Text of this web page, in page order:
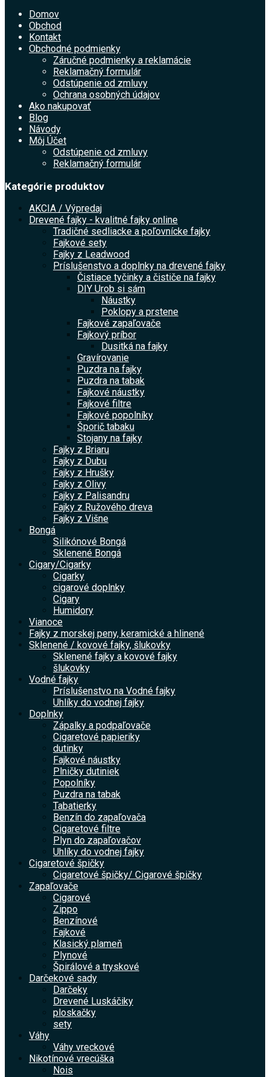
Domov
Obchod
Kontakt
Obchodné podmienky
Záručné podmienky a reklamácie
Reklamačný formulár
Odstúpenie od zmluvy
Ochrana osobných údajov
Ako nakupovať
Blog
Návody
Môj Účet
Odstúpenie od zmluvy
Reklamačný formulár
Kategórie produktov
AKCIA / Výpredaj
Drevené fajky - kvalitné fajky online
Tradičné sedliacke a poľovnícke fajky
Fajkové sety
Fajky z Leadwood
Príslušenstvo a doplnky na drevené fajky
Čistiace tyčinky a čističe na fajky
DIY Urob si sám
Náustky
Poklopy a prstene
Fajkové zapaľovače
Fajkový príbor
Dusitká na fajky
Gravírovanie
Puzdra na fajky
Puzdra na tabak
Fajkové náustky
Fajkové filtre
Fajkové popolníky
Šporič tabaku
Stojany na fajky
Fajky z Briaru
Fajky z Dubu
Fajky z Hrušky
Fajky z Olivy
Fajky z Palisandru
Fajky z Ružového dreva
Fajky z Višne
Bongá
Silikónové Bongá
Sklenené Bongá
Cigary/Cigarky
Cigarky
cigarové doplnky
Cigary
Humidory
Vianoce
Fajky z morskej peny, keramické a hlinené
Sklenené / kovové fajky, šlukovky
Sklenené fajky a kovové fajky
šlukovky
Vodné fajky
Príslušenstvo na Vodné fajky
Uhlíky do vodnej fajky
Doplnky
Zápalky a podpaľovače
Cigaretové papieriky
dutinky
Fajkové náustky
Plničky dutiniek
Popolníky
Puzdra na tabak
Tabatierky
Benzín do zapaľovača
Cigaretové filtre
Plyn do zapaľovačov
Uhlíky do vodnej fajky
Cigaretové špičky
Cigaretové špičky/ Cigarové špičky
Zapaľovače
Cigarové
Zippo
Benzínové
Fajkové
Klasický plameň
Plynové
Špirálové a tryskové
Darčekové sady
Darčeky
Drevené Luskáčiky
ploskačky
sety
Váhy
Váhy vreckové
Nikotínové vrecúška
Nois